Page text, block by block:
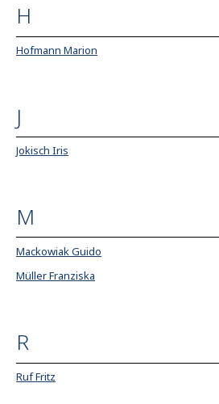
H
Hofmann Marion
J
Jokisch Iris
M
Mackowiak Guido
Müller Franziska
R
Ruf Fritz